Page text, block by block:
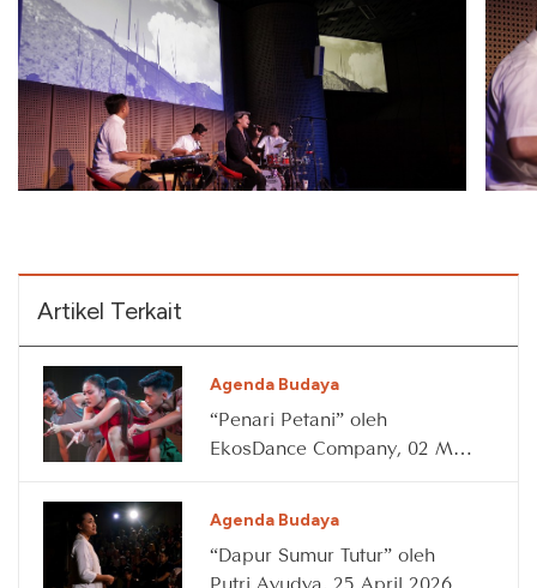
Artikel Terkait
Agenda Budaya
“Penari Petani” oleh
EkosDance Company, 02 May
Agenda Budaya
“Dapur Sumur Tutur” oleh
Putri Ayudya, 25 April 2026